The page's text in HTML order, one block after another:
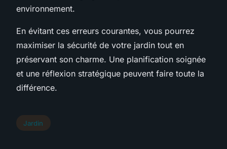
environnement.
En évitant ces erreurs courantes, vous pourrez
maximiser la sécurité de votre jardin tout en
préservant son charme. Une planification soignée
et une réflexion stratégique peuvent faire toute la
différence.
Jardin